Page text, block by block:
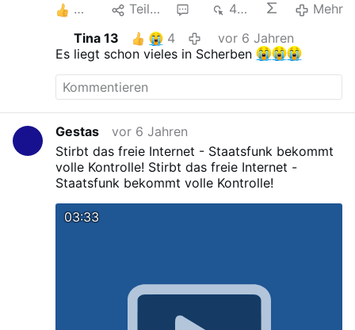
Teilen 494
Mehr
Tina 13
4
vor 6 Jahren
Es liegt schon vieles in Scherben
Gestas
vor 6 Jahren
Stirbt das freie Internet - Staatsfunk bekommt
volle Kontrolle! Stirbt das freie Internet -
Staatsfunk bekommt volle Kontrolle!
03:33